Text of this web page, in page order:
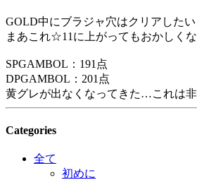
GOLD中にブラジャ穴はクリアしたい
まあこれ☆11に上がってもおかしく
SPGAMBOL：191点
DPGAMBOL：201点
黄グレが出なくなってきた…これは非
Categories
全て
初めに